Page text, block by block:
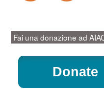
Fai una donazione ad
Donate